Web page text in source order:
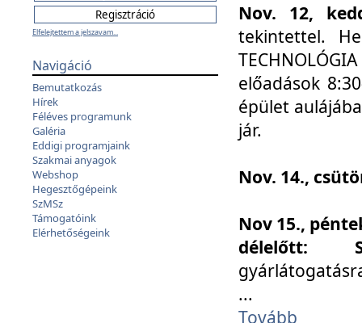
Elfelejtettem a jelszavam...
Navigáció
Bemutatkozás
Hírek
Féléves programunk
Galéria
Eddigi programjaink
Szakmai anyagok
Webshop
Hegesztőgépeink
SzMSz
Támogatóink
Elérhetőségeink
Nov. 12,
tekintettel.
előadások
épület
jár.
Nov. 14.,
Nov 15.,
délelőtt:
...
Tovább